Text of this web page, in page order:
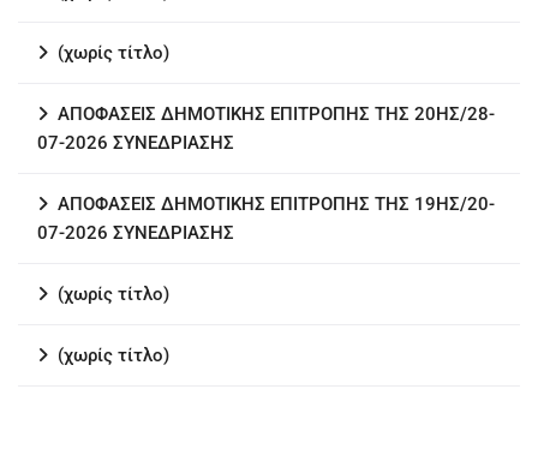
(χωρίς τίτλο)
ΑΠΟΦΑΣΕΙΣ ΔΗΜΟΤΙΚΗΣ ΕΠΙΤΡΟΠΗΣ ΤΗΣ 20ΗΣ/28-
07-2026 ΣΥΝΕΔΡΙΑΣΗΣ
ΑΠΟΦΑΣΕΙΣ ΔΗΜΟΤΙΚΗΣ ΕΠΙΤΡΟΠΗΣ ΤΗΣ 19ΗΣ/20-
07-2026 ΣΥΝΕΔΡΙΑΣΗΣ
(χωρίς τίτλο)
(χωρίς τίτλο)